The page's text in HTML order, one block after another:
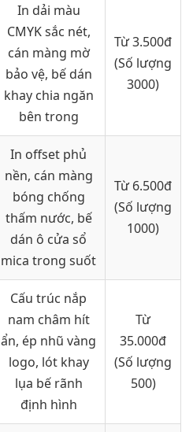
In dải màu
CMYK sắc nét,
cán màng mờ
bảo vệ, bế dán
khay chia ngăn
bên trong
Từ 3.500đ
(Số lượng
3000)
In offset phủ
nền, cán màng
bóng chống
thấm nước, bế
dán ô cửa sổ
mica trong suốt
Từ 6.500đ
(Số lượng
1000)
Cấu trúc nắp
nam châm hít
ẩn, ép nhũ vàng
logo, lót khay
lụa bế rãnh
định hình
Từ
35.000đ
(Số lượng
500)